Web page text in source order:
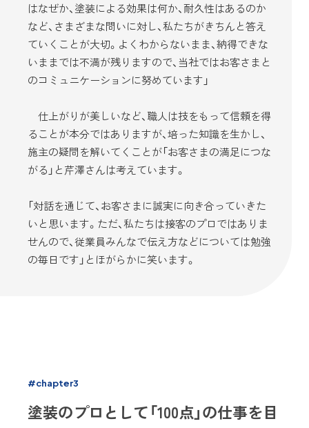
はなぜか、塗装による効果は何か、耐久性はあるのか
など、さまざまな問いに対し、私たちがきちんと答え
ていくことが大切。よくわからないまま、納得できな
いままでは不満が残りますので、当社ではお客さまと
のコミュニケーションに努めています」
仕上がりが美しいなど、職人は技をもって信頼を得
ることが本分ではありますが、培った知識を生かし、
施主の疑問を解いてくことが「お客さまの満足につな
がる」と芹澤さんは考えています。
「対話を通じて、お客さまに誠実に向き合っていきた
いと思います。ただ、私たちは接客のプロではありま
せんので、従業員みんなで伝え方などについては勉強
の毎日です」とほがらかに笑います。
#chapter3
塗装のプロとして「100点」の仕事を目